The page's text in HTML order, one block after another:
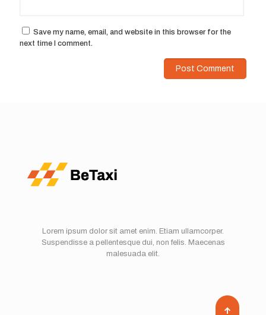
Save my name, email, and website in this browser for the
next time I comment.
Lorem ipsum dolor sit amet enim. Etiam ullamcorper.
Suspendisse a pellentesque dui, non felis. Maecenas
malesuada elit.